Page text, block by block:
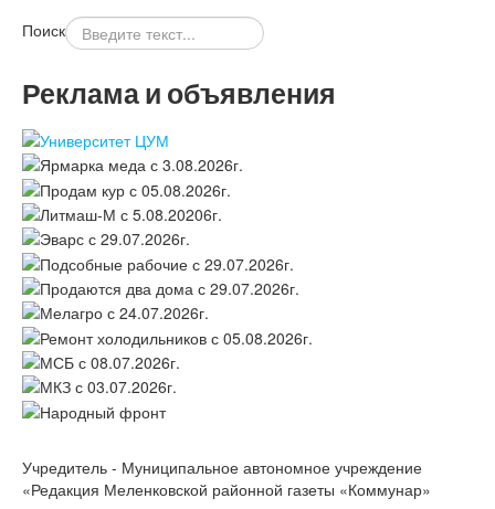
Поиск
Реклама и объявления
Учредитель - Муниципальное автономное учреждение
«Редакция Меленковской районной газеты «Коммунар»